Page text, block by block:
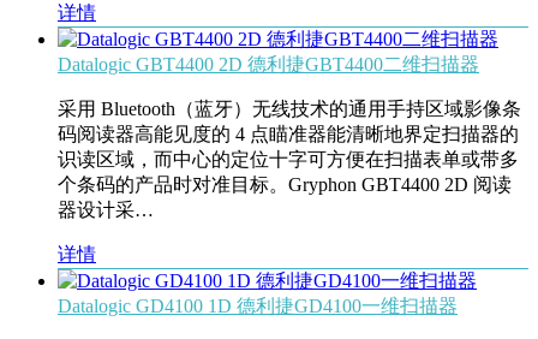
详情
Datalogic GBT4400 2D 德利捷GBT4400二维扫描器
采用 Bluetooth（蓝牙）无线技术的通用手持区域影像条
码阅读器高能见度的 4 点瞄准器能清晰地界定扫描器的
识读区域，而中心的定位十字可方便在扫描表单或带多
个条码的产品时对准目标。Gryphon GBT4400 2D 阅读
器设计采…
详情
Datalogic GD4100 1D 德利捷GD4100一维扫描器